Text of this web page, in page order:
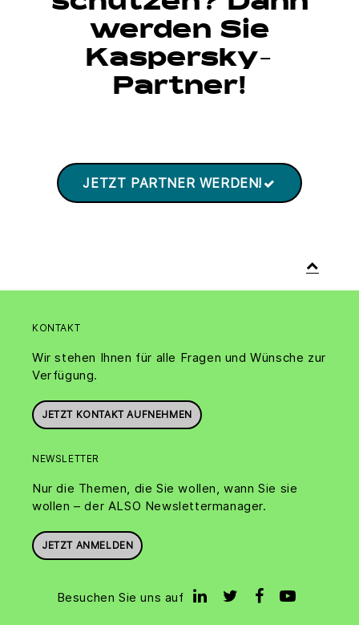
werden Sie
Kaspersky-
Partner!
JETZT PARTNER WERDEN!
KONTAKT
Wir stehen Ihnen für alle Fragen und Wünsche zur
Verfügung.
JETZT KONTAKT AUFNEHMEN
NEWSLETTER
Nur die Themen, die Sie wollen, wann Sie sie
wollen – der ALSO Newslettermanager.
JETZT ANMELDEN
Besuchen Sie uns auf